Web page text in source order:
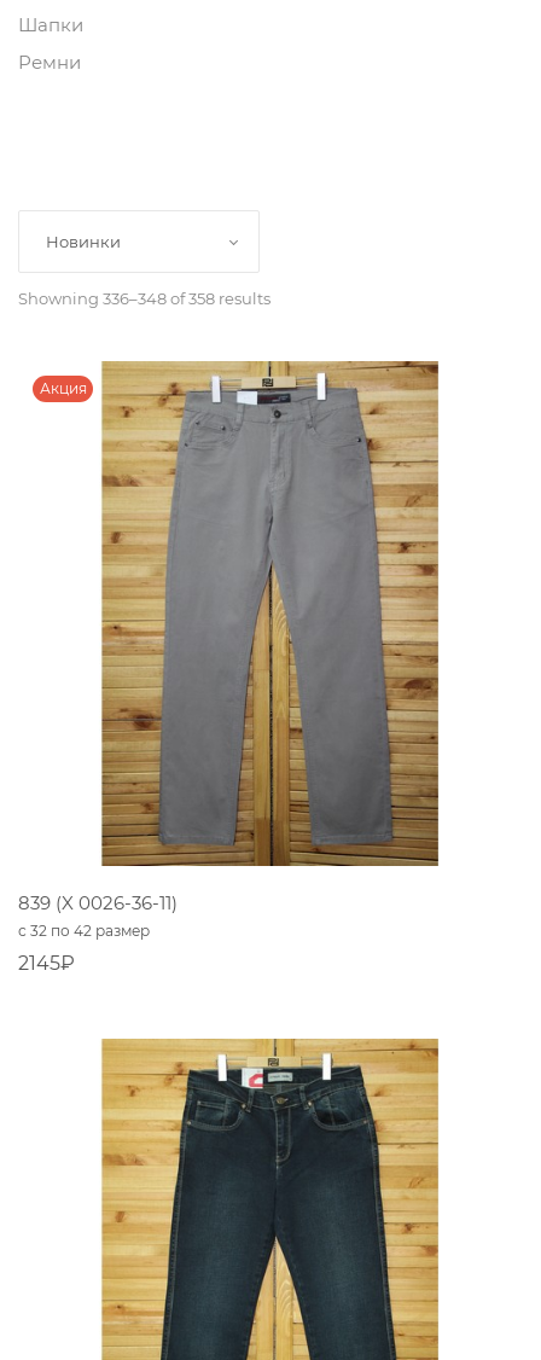
Шапки
Ремни
Новинки
Showning 336–348 of 358 results
839 (X 0026-36-11)
с 32 по 42 размер
2145₽